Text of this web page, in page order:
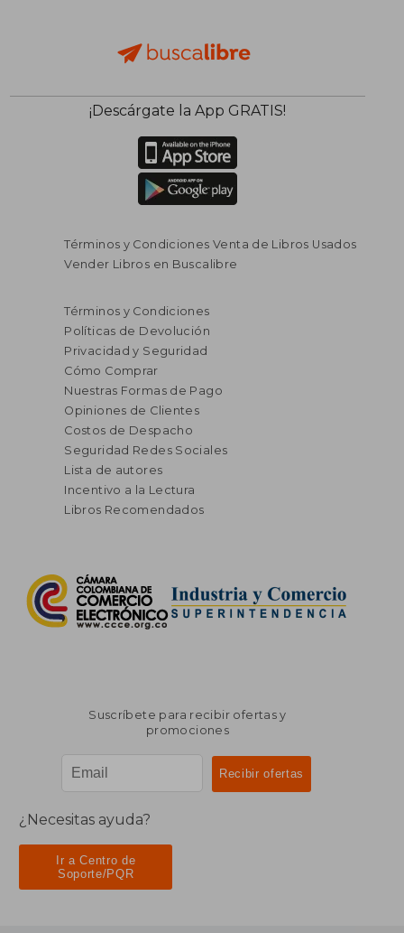
¡Descárgate la App GRATIS!
Términos y Condiciones Venta de Libros Usados
Vender Libros en Buscalibre
Términos y Condiciones
Políticas de Devolución
Privacidad y Seguridad
Cómo Comprar
Nuestras Formas de Pago
Opiniones de Clientes
Costos de Despacho
Seguridad Redes Sociales
Lista de autores
Incentivo a la Lectura
Libros Recomendados
Suscríbete para recibir ofertas y
promociones
¿Necesitas ayuda?
Ir a Centro de
Soporte/PQR